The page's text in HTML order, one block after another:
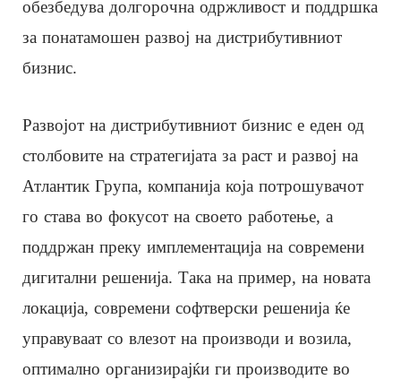
обезбедува долгорочна одржливост и поддршка
за понатамошен развој на дистрибутивниот
бизнис.
Развојот на дистрибутивниот бизнис е еден од
столбовите на стратегијата за раст и развој на
Атлантик Група, компанија која потрошувачот
го става во фокусот на своето работење, а
поддржан преку имплементација на современи
дигитални решенија. Така на пример, на новата
локација, современи софтверски решенија ќе
управуваат со влезот на производи и возила,
оптимално организирајќи ги производите во